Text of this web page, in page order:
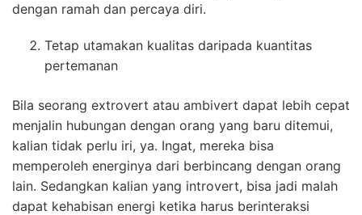
dengan ramah dan percaya diri.
Tetap utamakan kualitas daripada kuantitas
pertemanan
Bila seorang extrovert atau ambivert dapat lebih cepat
menjalin hubungan dengan orang yang baru ditemui,
kalian tidak perlu iri, ya. Ingat, mereka bisa
memperoleh energinya dari berbincang dengan orang
lain. Sedangkan kalian yang introvert, bisa jadi malah
dapat kehabisan energi ketika harus berinteraksi